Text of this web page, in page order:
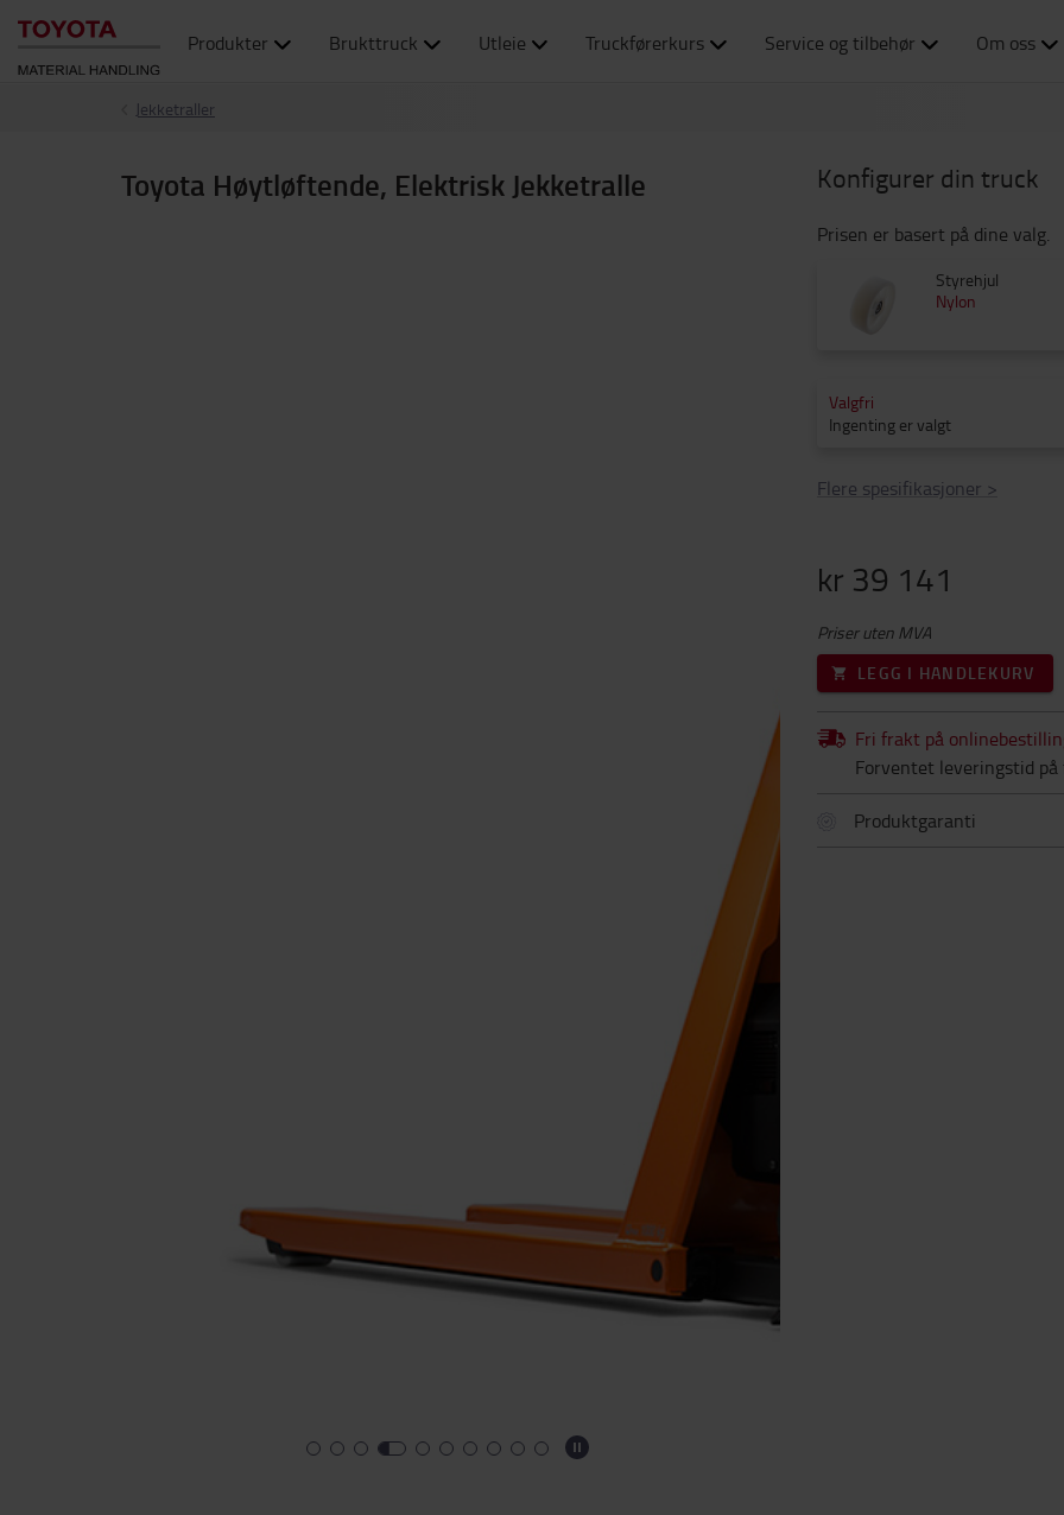
Produkter Brukttruck Utleie Truckførerkurs Service og tilbehør Om oss
Jekketraller
Toyota Høytløftende, Elektrisk Jekketralle Konfigurer din truck
Prisen er basert på dine valg.
Styrehjul
Nylon
Valgfri
Ingenting er valgt
Flere spesifikasjoner >
kr 39 141
Priser uten MVA
LEGG I HANDLEKURV
Fri frakt på
Forventet leveringstid på
Produktgaranti